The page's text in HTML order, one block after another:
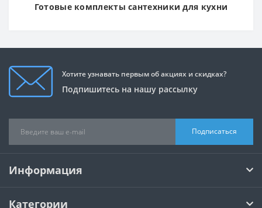
Готовые комплекты сантехники для кухни
Хотите узнавать первым об акциях и скидках?
Подпишитесь на нашу рассылку
Подписаться
Информация
Категории